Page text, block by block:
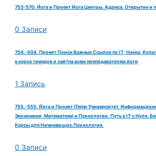
753-570. Йога и Проект Йога Центры. Адреса. Открытие и
0 Записи
754.-504. Проект Поиск Важных Ссылок по IT, Наука,
в курсе трендов и хайтпа всем преподавателям йоги
1 Запись
755.-555. Йога и Проект iTemp Университет.
Экономики, Математики и Психологии. Путь в IT с Нуля.
Курсы для Начинающих.Психология.
0 Записи